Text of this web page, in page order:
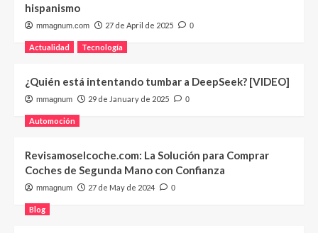
hispanismo
mmagnum.com 27 de April de 2025 0
Actualidad Tecnología
¿Quién está intentando tumbar a DeepSeek? [VIDEO]
mmagnum 29 de January de 2025 0
Automoción
Revisamoselcoche.com: La Solución para Comprar
Coches de Segunda Mano con Confianza
mmagnum 27 de May de 2024 0
Blog